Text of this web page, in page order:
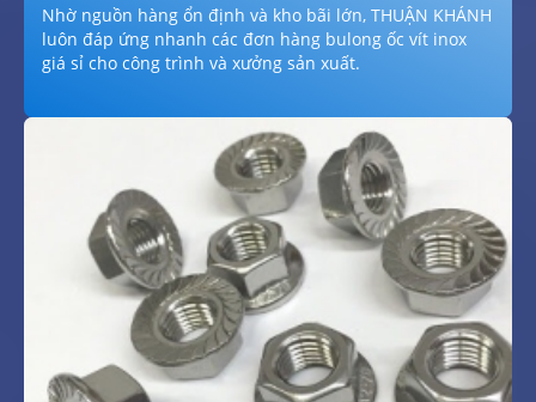
Nhờ nguồn hàng ổn định và kho bãi lớn, THUẬN KHÁNH
luôn đáp ứng nhanh các đơn hàng bulong ốc vít inox
giá sỉ cho công trình và xưởng sản xuất.